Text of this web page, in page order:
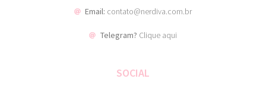
Email: contato@nerdiva.com.br
Telegram? Clique aqui
SOCIAL